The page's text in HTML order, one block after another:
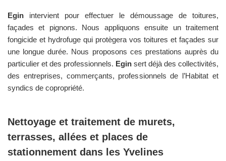
Egin intervient pour effectuer le démoussage de toitures,
façades et pignons. Nous appliquons ensuite un traitement
fongicide et hydrofuge qui protègera vos toitures et façades sur
une longue durée. Nous proposons ces prestations auprès du
particulier et des professionnels. Egin sert déjà des collectivités,
des entreprises, commerçants, professionnels de l’Habitat et
syndics de copropriété.
Nettoyage et traitement de murets,
terrasses, allées et places de
stationnement dans les Yvelines